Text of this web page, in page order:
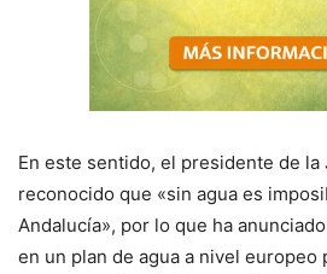
En este sentido, el presidente de la
reconocido que «sin agua es
Andalucía», por lo que ha
en un plan de agua a nivel europeo